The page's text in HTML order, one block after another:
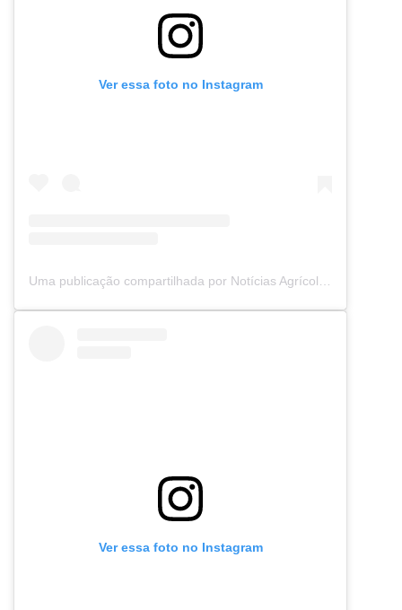
Ver essa foto no Instagram
Ver essa foto no Instagram